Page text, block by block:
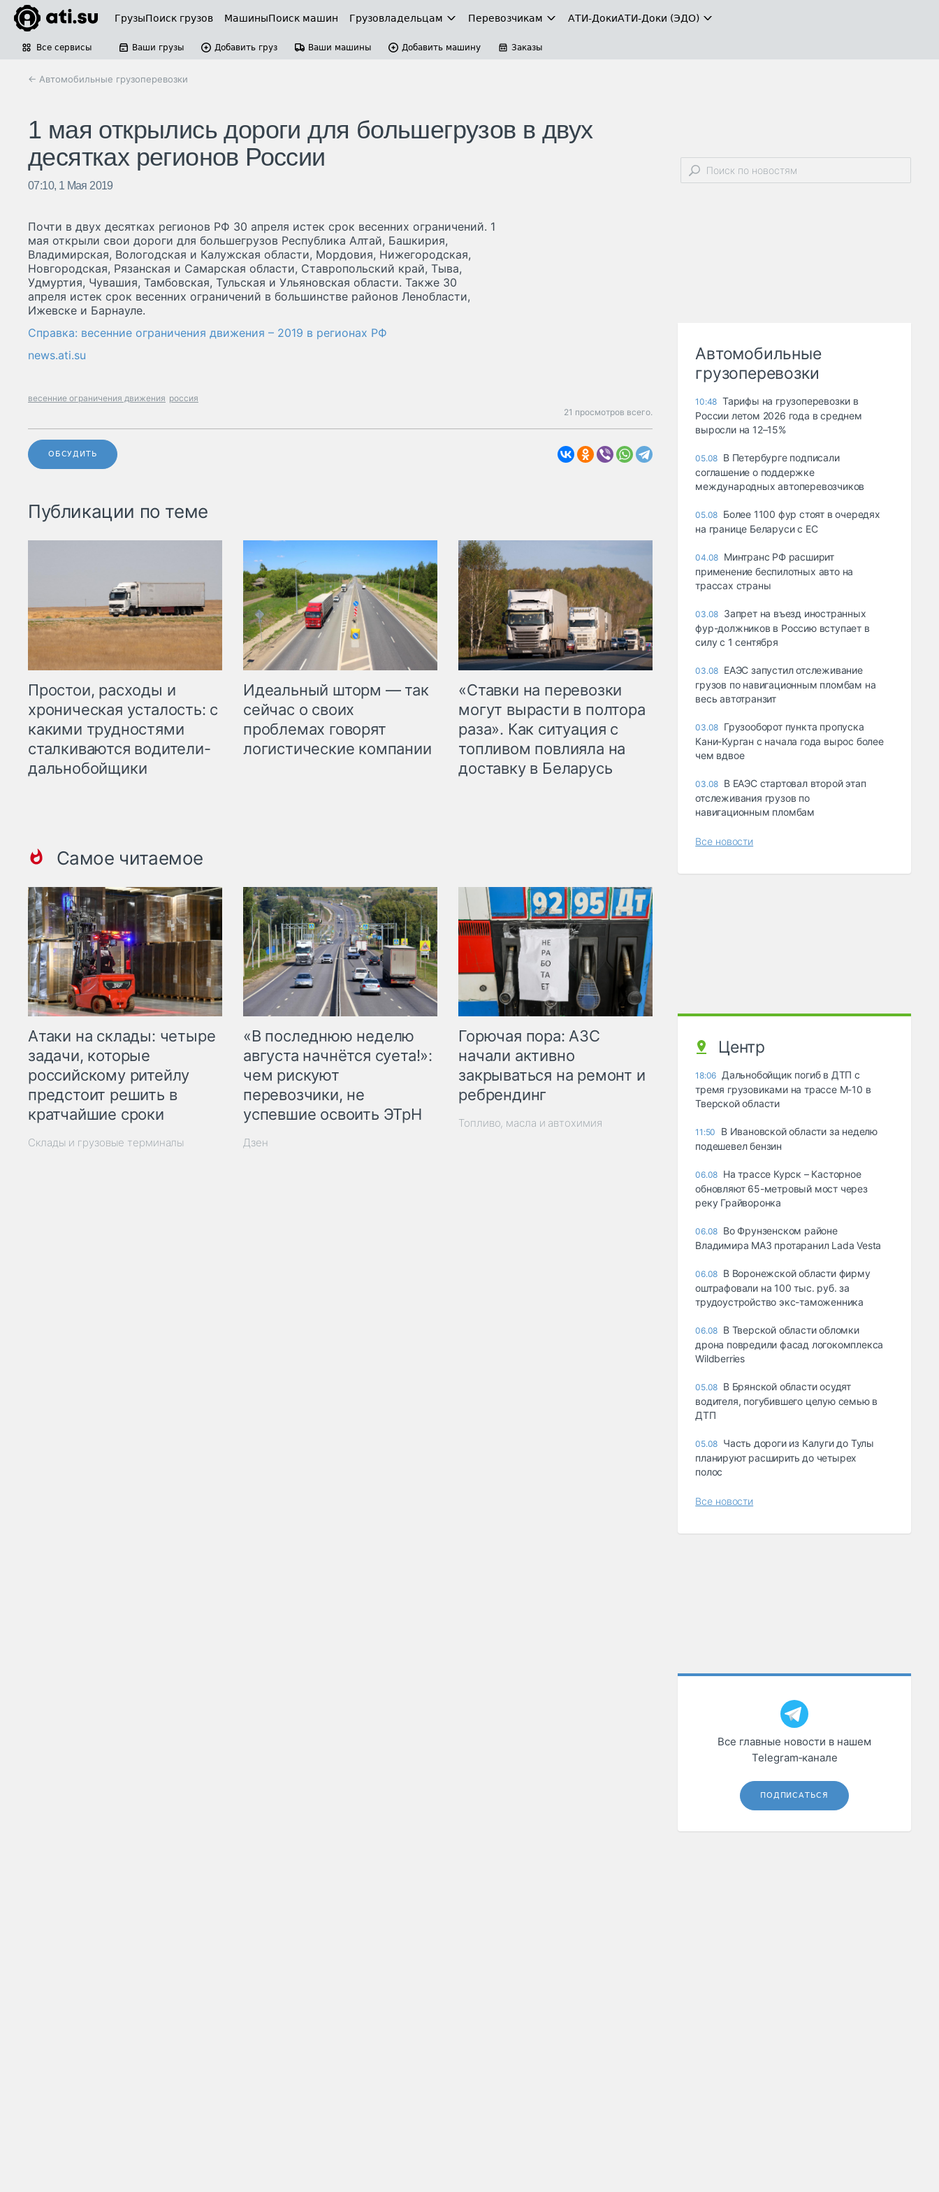
ГрузыПоиск грузов МашиныПоиск машин Грузовладельцам Перевозчикам АТИ-ДокиАТИ-Доки (ЭДО)
Все сервисы Ваши грузы Добавить груз Ваши машины Добавить машину Заказы
← Автомобильные грузоперевозки
1 мая открылись дороги для большегрузов в двух
десятках регионов России
07:10, 1 Мая 2019
Почти в двух десятках регионов РФ 30 апреля истек срок весенних ограничений. 1
мая открыли свои дороги для большегрузов Республика Алтай, Башкирия,
Владимирская, Вологодская и Калужская области, Мордовия, Нижегородская,
Новгородская, Рязанская и Самарская области, Ставропольский край, Тыва,
Удмуртия, Чувашия, Тамбовская, Тульская и Ульяновская области. Также 30
апреля истек срок весенних ограничений в большинстве районов Ленобласти,
Ижевске и Барнауле.
Справка: весенние ограничения движения – 2019 в регионах РФ
news.ati.su
весенние ограничения движения россия
21 просмотров всего.
ОБСУДИТЬ
Публикации по теме
Простои, расходы и
хроническая усталость: с
какими трудностями
сталкиваются водители-
дальнобойщики
Идеальный шторм — так
сейчас о своих
проблемах говорят
логистические компании
«Ставки на перевозки
могут вырасти в полтора
раза». Как ситуация с
топливом повлияла на
доставку в Беларусь
Самое читаемое
Атаки на склады: четыре
задачи, которые
российскому ритейлу
предстоит решить в
кратчайшие сроки
Склады и грузовые терминалы
«В последнюю неделю
августа начнётся суета!»:
чем рискуют
перевозчики, не
успевшие освоить ЭТрН
Дзен
Горючая пора: АЗС
начали активно
закрываться на ремонт и
ребрендинг
Топливо, масла и автохимия
Автомобильные
грузоперевозки
10:48 Тарифы на грузоперевозки в
России летом 2026 года в среднем
выросли на 12–15%
05.08 В Петербурге подписали
соглашение о поддержке
международных автоперевозчиков
05.08 Более 1100 фур стоят в очередях
на границе Беларуси с ЕС
04.08 Минтранс РФ расширит
применение беспилотных авто на
трассах страны
03.08 Запрет на въезд иностранных
фур-должников в Россию вступает в
силу с 1 сентября
03.08 ЕАЭС запустил отслеживание
грузов по навигационным пломбам на
весь автотранзит
03.08 Грузооборот пункта пропуска
Кани-Курган с начала года вырос более
чем вдвое
03.08 В ЕАЭС стартовал второй этап
отслеживания грузов по
навигационным пломбам
Все новости
Центр
18:06 Дальнобойщик погиб в ДТП с
тремя грузовиками на трассе М-10 в
Тверской области
11:50
В Ивановской области за неделю
подешевел бензин
06.08 На трассе Курск – Касторное
обновляют 65-метровый мост через
реку Грайворонка
06.08 Во Фрунзенском районе
Владимира МАЗ протаранил Lada Vesta
06.08 В Воронежской области фирму
оштрафовали на 100 тыс. руб. за
трудоустройство экс-таможенника
06.08 В Тверской области обломки
дрона повредили фасад логокомплекса
Wildberries
05.08 В Брянской области осудят
водителя, погубившего целую семью в
ДТП
05.08 Часть дороги из Калуги до Тулы
планируют расширить до четырех
полос
Все новости
Все главные новости в нашем
Telegram‑канале
ПОДПИСАТЬСЯ